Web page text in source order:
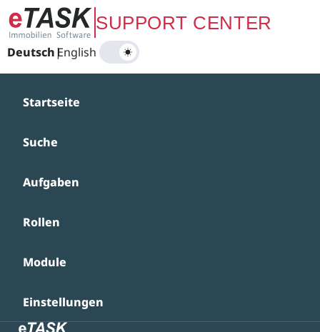
Zum Hauptinhalt springenSUPPORT CENTER
Deutsch|
English
Startseite
Suche
Aufgaben
Rollen
Module
Einstellungen